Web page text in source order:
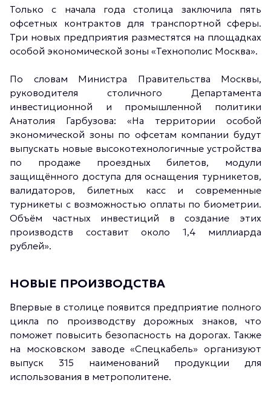
Только с начала года столица заключила пять
офсетных контрактов для транспортной сферы.
Три новых предприятия разместятся на площадках
особой экономической зоны «Технополис Москва».
По словам Министра Правительства Москвы,
руководителя столичного Департамента
инвестиционной и промышленной политики
Анатолия Гарбузова: «На территории особой
экономической зоны по офсетам компании будут
выпускать новые высокотехнологичные устройства
по продаже проездных билетов, модули
защищённого доступа для оснащения турникетов,
валидаторов, билетных касс и современные
турникеты с возможностью оплаты по биометрии.
Объём частных инвестиций в создание этих
производств составит около 1,4 миллиарда
рублей».
НОВЫЕ ПРОИЗВОДСТВА
Впервые в столице появится предприятие полного
цикла по производству дорожных знаков, что
поможет повысить безопасность на дорогах. Также
на московском заводе «Спецкабель» организуют
выпуск 315 наименований продукции для
использования в метрополитене.